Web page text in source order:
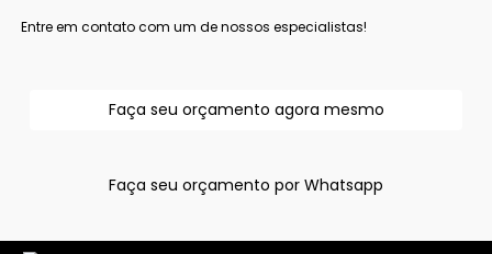
Entre em contato com um de nossos especialistas!
Faça seu orçamento agora mesmo
Faça seu orçamento por Whatsapp